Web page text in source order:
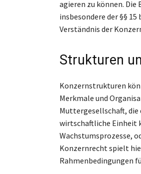
agieren zu können.
insbesondere der §§
Verständnis der
Strukturen
Konzernstrukturen
Merkmale und
Muttergesellschaft,
wirtschaftliche Einheit
Wachstumsprozesse,
Konzernrecht spielt
Rahmenbedingungen